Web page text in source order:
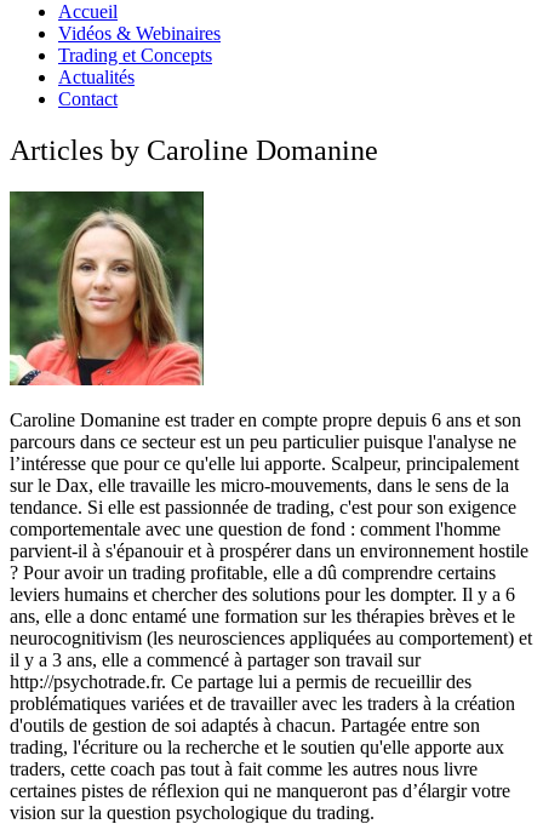
Accueil
Vidéos & Webinaires
Trading et Concepts
Actualités
Contact
Articles by Caroline Domanine
Caroline Domanine est trader en compte propre depuis 6 ans et son
parcours dans ce secteur est un peu particulier puisque l'analyse ne
l’intéresse que pour ce qu'elle lui apporte. Scalpeur, principalement
sur le Dax, elle travaille les micro-mouvements, dans le sens de la
tendance. Si elle est passionnée de trading, c'est pour son exigence
comportementale avec une question de fond : comment l'homme
parvient-il à s'épanouir et à prospérer dans un environnement hostile
? Pour avoir un trading profitable, elle a dû comprendre certains
leviers humains et chercher des solutions pour les dompter. Il y a 6
ans, elle a donc entamé une formation sur les thérapies brèves et le
neurocognitivism (les neurosciences appliquées au comportement) et
il y a 3 ans, elle a commencé à partager son travail sur
http://psychotrade.fr. Ce partage lui a permis de recueillir des
problématiques variées et de travailler avec les traders à la création
d'outils de gestion de soi adaptés à chacun. Partagée entre son
trading, l'écriture ou la recherche et le soutien qu'elle apporte aux
traders, cette coach pas tout à fait comme les autres nous livre
certaines pistes de réflexion qui ne manqueront pas d’élargir votre
vision sur la question psychologique du trading.